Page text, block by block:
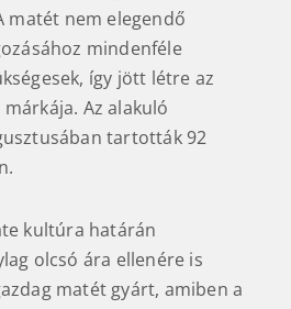
fordulatok mentén
Brazília és Argentína
eredményeképp az
engedélyezte, hanem
vidék művelésbe fogását,
nem elegendő
mindenféle
így jött létre az